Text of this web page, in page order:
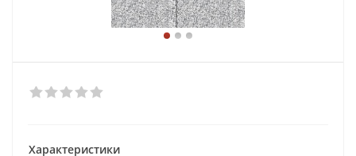
Характеристики